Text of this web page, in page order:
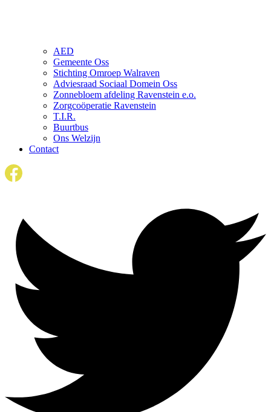
AED
Gemeente Oss
Stichting Omroep Walraven
Adviesraad Sociaal Domein Oss
Zonnebloem afdeling Ravenstein e.o.
Zorgcoöperatie Ravenstein
T.I.R.
Buurtbus
Ons Welzijn
Contact